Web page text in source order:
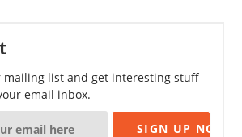
mailing list and get interesting stuff
email inbox.